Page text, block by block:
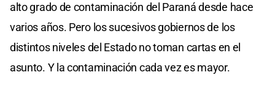
alto grado de contaminación del Paraná desde hace
varios años. Pero los sucesivos gobiernos de los
distintos niveles del Estado no toman cartas en el
asunto. Y la contaminación cada vez es mayor.